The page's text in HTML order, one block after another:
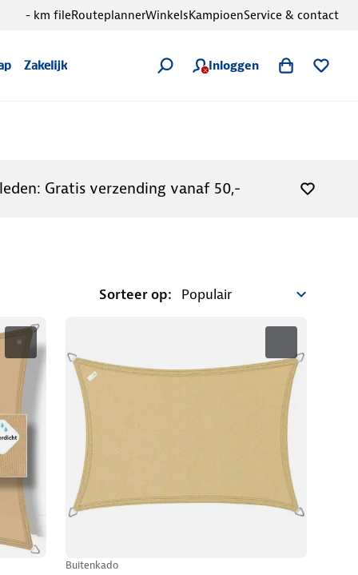
Zakelijk Inloggen
- km fileRouteplannerWinkelsKampioenService & contact
Gratis verzending vanaf 50,-
Sorteer op:
Buitenkado